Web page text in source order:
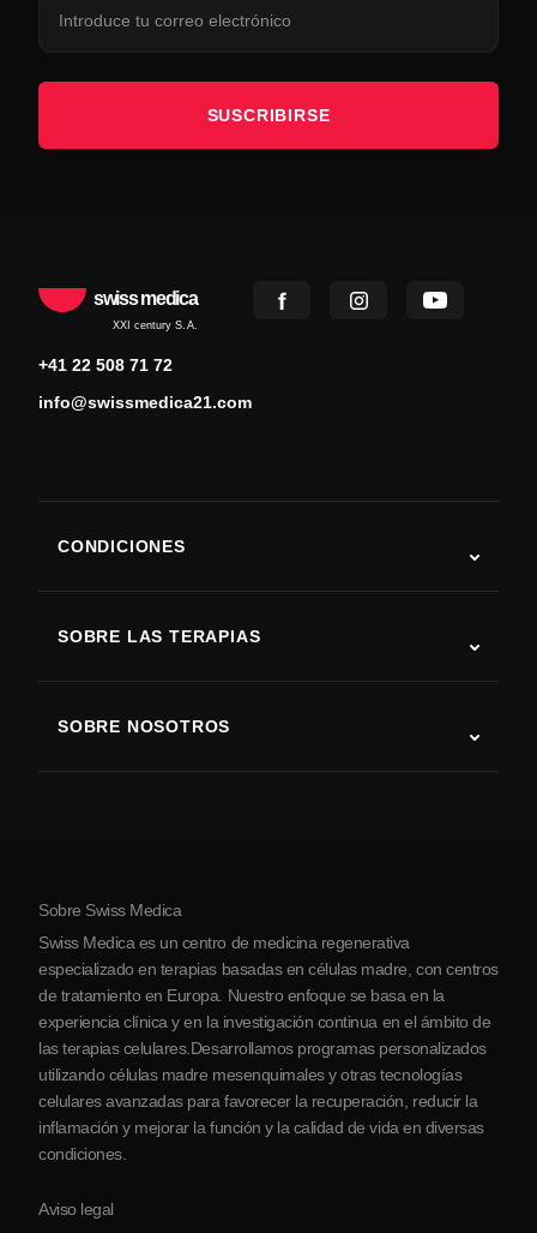
SUSCRIBIRSE
swiss medica
XXI century S.A.
+41 22 508 71 72
info@swissmedica21.com
CONDICIONES
Enfermedad de Parkinson
Artritis
SOBRE LAS TERAPIAS
SOBRE NOSOTROS
Sobre Serbia
Colaboraciones
Sobre Swiss Medica
Swiss Medica es un centro de medicina regenerativa
especializado en terapias basadas en células madre, con centros
de tratamiento en Europa. Nuestro enfoque se basa en la
experiencia clínica y en la investigación continua en el ámbito de
las terapias celulares.Desarrollamos programas personalizados
utilizando células madre mesenquimales y otras tecnologías
celulares avanzadas para favorecer la recuperación, reducir la
inflamación y mejorar la función y la calidad de vida en diversas
condiciones.
Aviso legal